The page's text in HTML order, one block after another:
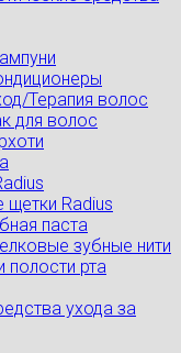
Терапия волос
для волос
щетки Radius
паста
зубные нити
полости рта
ухода за